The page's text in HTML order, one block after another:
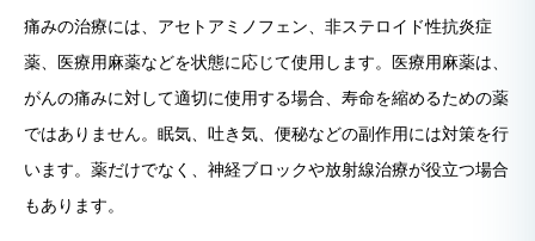
痛みの治療には、アセトアミノフェン、非ステロイド性抗炎症
薬、医療用麻薬などを状態に応じて使用します。医療用麻薬は、
がんの痛みに対して適切に使用する場合、寿命を縮めるための薬
ではありません。眠気、吐き気、便秘などの副作用には対策を行
います。薬だけでなく、神経ブロックや放射線治療が役立つ場合
もあります。